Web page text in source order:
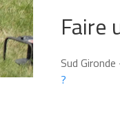
Faire
Sud
?